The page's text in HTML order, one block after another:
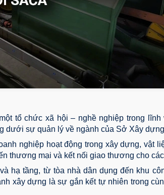
tổ chức xã hội – nghề nghiệp trong
dưới sự quản lý về ngành của Sở Xây
nghiệp hoạt động trong xây dựng, vật
thương mại và kết nối giao thương cho
hạ tầng, từ tòa nhà dân dụng đến khu
xây dựng là sự gắn kết tự nhiên trong